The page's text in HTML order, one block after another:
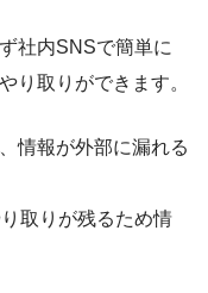
社内SNSで簡単に
り取りができます。
情報が外部に漏れる
取りが残るため情